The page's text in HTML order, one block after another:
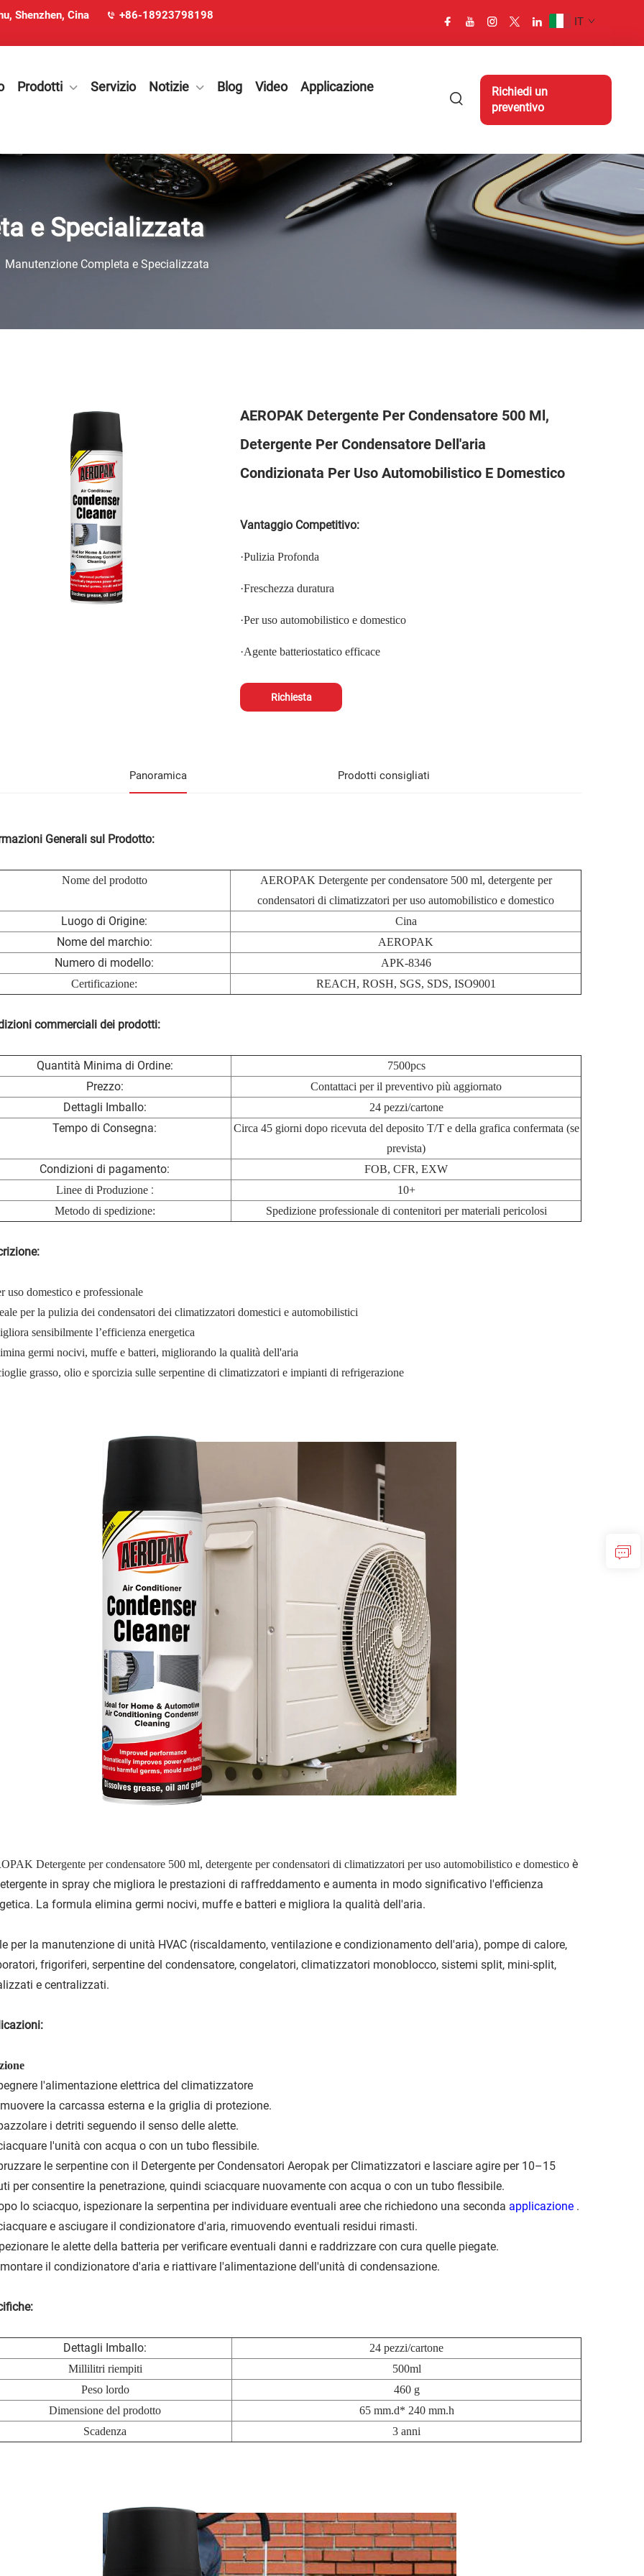
Shenzhen, Cina
+86-18923798198
IT
Prodotti Servizio Notizie Blog Video
Applicazione
Richiedi un
preventivo
e Specializzata
Manutenzione Completa e Specializzata
AEROPAK Detergente Per Condensatore 500 Ml,
Detergente Per Condensatore Dell'aria
Condizionata Per Uso Automobilistico E Domestico
Vantaggio Competitivo:
·Pulizia Profonda
·Freschezza duratura
·Per uso automobilistico e domestico
·Agente batteriostatico efficace
Richiesta
Panoramica Prodotti consigliati
Generali sul Prodotto:
Nome del prodotto AEROPAK Detergente per condensatore 500 ml, detergente per
condensatori di climatizzatori per uso automobilistico e domestico
Luogo di Origine: Cina
Nome del marchio: AEROPAK
Numero di modello:
APK-8346
Certificazione:
REACH, ROSH, SGS, SDS, ISO9001
commerciali dei prodotti:
Quantità Minima di Ordine: 7500pcs
Prezzo: Contattaci per il preventivo più aggiornato
Dettagli Imballo: 24 pezzi/cartone
Tempo di Consegna:
Circa 45 giorni dopo ricevuta del deposito T/T e della grafica confermata (se
prevista)
Condizioni di pagamento:
FOB, CFR, EXW
Linee di Produzione :
10+
Metodo di spedizione:
Spedizione professionale di contenitori per materiali pericolosi
uso domestico e professionale
per la pulizia dei condensatori dei climatizzatori domestici e automobilistici
sensibilmente l’efficienza energetica
germi nocivi, muffe e batteri, migliorando la qualità dell'aria
grasso, olio e sporcizia sulle serpentine di climatizzatori e impianti di refrigerazione
Detergente per condensatore 500 ml, detergente per condensatori di climatizzatori per uso automobilistico e domestico è
in spray che migliora le prestazioni di raffreddamento e aumenta in modo significativo l'efficienza
La formula elimina germi nocivi, muffe e batteri e migliora la qualità dell'aria.
per la manutenzione di unità HVAC (riscaldamento, ventilazione e condizionamento dell'aria), pompe di calore,
frigoriferi, serpentine del condensatore, congelatori, climatizzatori monoblocco, sistemi split, mini-split,
e centralizzati.
l'alimentazione elettrica del climatizzatore
la carcassa esterna e la griglia di protezione.
i detriti seguendo il senso delle alette.
l'unità con acqua o con un tubo flessibile.
le serpentine con il Detergente per Condensatori Aeropak per Climatizzatori e lasciare agire per 10–15
per consentire la penetrazione, quindi sciacquare nuovamente con acqua o con un tubo flessibile.
lo sciacquo, ispezionare la serpentina per individuare eventuali aree che richiedono una seconda applicazione .
e asciugare il condizionatore d'aria, rimuovendo eventuali residui rimasti.
le alette della batteria per verificare eventuali danni e raddrizzare con cura quelle piegate.
il condizionatore d'aria e riattivare l'alimentazione dell'unità di condensazione.
Dettagli Imballo:
24 pezzi/cartone
Millilitri riempiti
500ml
Peso lordo
460 g
Dimensione del prodotto
65 mm.d* 240 mm.h
Scadenza
3 anni